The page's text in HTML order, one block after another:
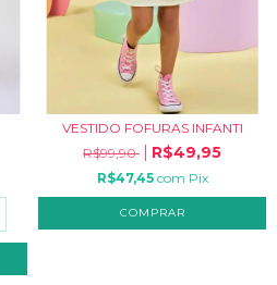
VESTIDO FOFURAS INFANTI
R$99,90
R$49,95
R$47,45 com Pix
COMPRAR